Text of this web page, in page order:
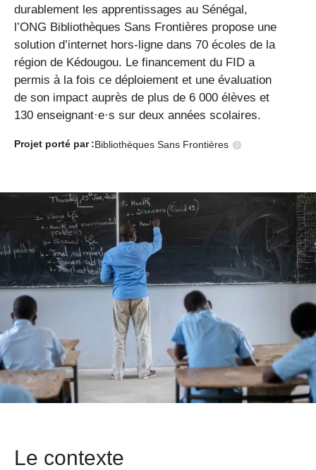
durablement les apprentissages au Sénégal,
l’ONG Bibliothèques Sans Frontières propose une
solution d’internet hors-ligne dans 70 écoles de la
région de Kédougou. Le financement du FID a
permis à la fois ce déploiement et une évaluation
de son impact auprès de plus de 6 000 élèves et
130 enseignant·e·s sur deux années scolaires.
Projet porté par :Bibliothèques Sans Frontières
Le contexte